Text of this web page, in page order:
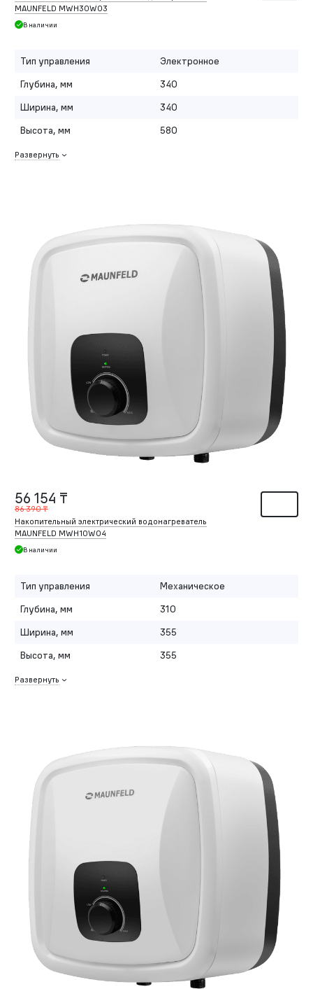
MAUNFELD MWH30W03
В наличии
Тип управления
Электронное
Глубина, мм
340
Ширина, мм
340
Высота, мм
580
Развернуть
56 154 ₸
86 390 ₸
Накопительный электрический водонагреватель
MAUNFELD MWH10W04
В наличии
Тип управления
Механическое
Глубина, мм
310
Ширина, мм
355
Высота, мм
355
Развернуть